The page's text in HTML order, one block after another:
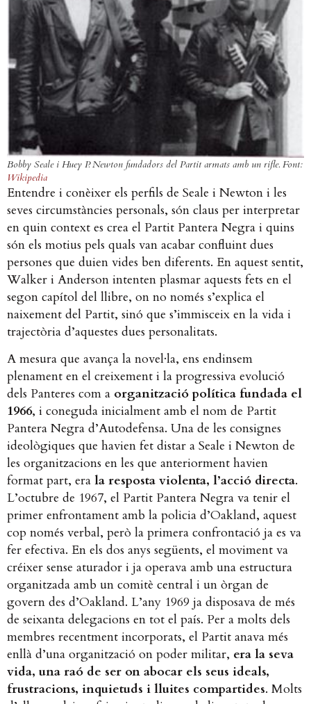
Bobby Seale i Huey P. Newton fundadors del Partit armats amb un rifle. Font:
Wikipedia
Entendre i conèixer els perfils de Seale i Newton i les
seves circumstàncies personals, són claus per interpretar
en quin context es crea el Partit Pantera Negra i quins
són els motius pels quals van acabar confluint dues
persones que duien vides ben diferents. En aquest sentit,
Walker i Anderson intenten plasmar aquests fets en el
segon capítol del llibre, on no només s’explica el
naixement del Partit, sinó que s’immisceix en la vida i
trajectòria d’aquestes dues personalitats.
A mesura que avança la novel·la, ens endinsem
plenament en el creixement i la progressiva evolució
dels Panteres com a organització política fundada el
1966, i coneguda inicialment amb el nom de Partit
Pantera Negra d’Autodefensa. Una de les consignes
ideològiques que havien fet distar a Seale i Newton de
les organitzacions en les que anteriorment havien
format part, era la resposta violenta, l’acció directa.
L’octubre de 1967, el Partit Pantera Negra va tenir el
primer enfrontament amb la policia d’Oakland, aquest
cop només verbal, però la primera confrontació ja es va
fer efectiva. En els dos anys següents, el moviment va
créixer sense aturador i ja operava amb una estructura
organitzada amb un comitè central i un òrgan de
govern des d’Oakland. L’any 1969 ja disposava de més
de seixanta delegacions en tot el país. Per a molts dels
membres recentment incorporats, el Partit anava més
enllà d’una organització on poder militar, era la seva
vida, una raó de ser on abocar els seus ideals,
frustracions, inquietuds i lluites compartides. Molts